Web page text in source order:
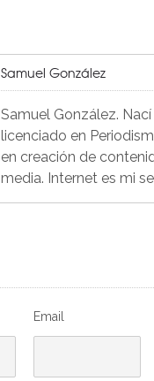
Samuel González
Samuel González.
licenciado en
en creación de
media. Internet es mi
Email